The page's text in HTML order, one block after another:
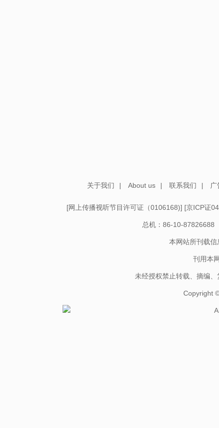
关于我们 | About us | 联系我们 |
[网上传播视听节目许可证（0106168)] [京ICP证
总机：86-10-87826688
本网站所刊载
刊用本
未经授权禁止转载、摘编
Copyright